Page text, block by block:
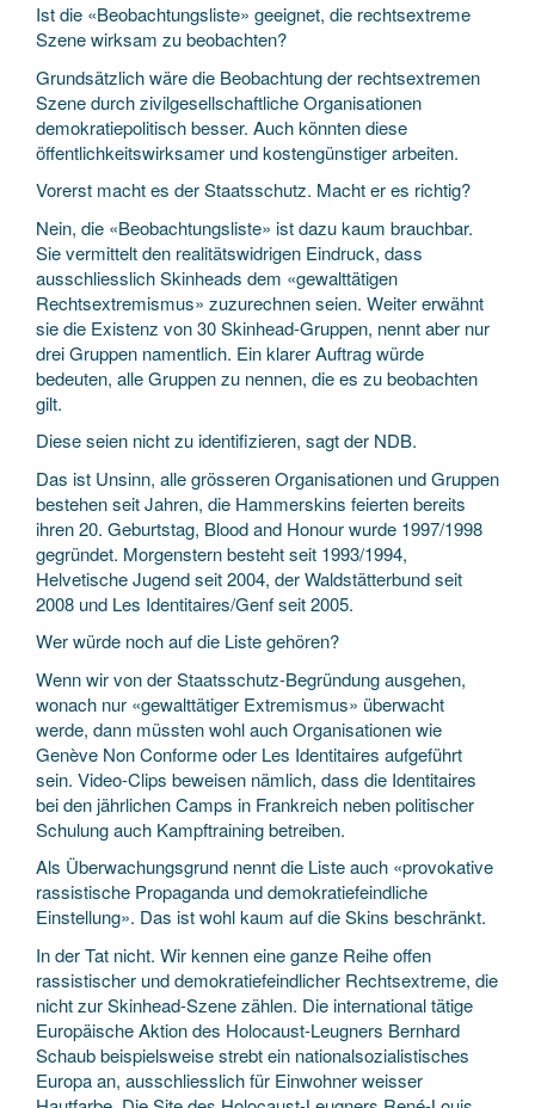
Ist die «Beobachtungsliste» geeignet, die rechtsextreme
Szene wirksam zu beobachten?
Grundsätzlich wäre die Beobachtung der rechtsextremen
Szene durch zivilgesellschaftliche Organisationen
demokratiepolitisch besser. Auch könnten diese
öffentlichkeitswirksamer und kostengünstiger arbeiten.
Vorerst macht es der Staatsschutz. Macht er es richtig?
Nein, die «Beobachtungsliste» ist dazu kaum brauchbar.
Sie vermittelt den realitätswidrigen Eindruck, dass
ausschliesslich Skinheads dem «gewalttätigen
Rechtsextremismus» zuzurechnen seien. Weiter erwähnt
sie die Existenz von 30 Skinhead-Gruppen, nennt aber nur
drei Gruppen namentlich. Ein klarer Auftrag würde
bedeuten, alle Gruppen zu nennen, die es zu beobachten
gilt.
Diese seien nicht zu identifizieren, sagt der NDB.
Das ist Unsinn, alle grösseren Organisationen und Gruppen
bestehen seit Jahren, die Hammerskins feierten bereits
ihren 20. Geburtstag, Blood and Honour wurde 1997/1998
gegründet. Morgenstern besteht seit 1993/1994,
Helvetische Jugend seit 2004, der Waldstätterbund seit
2008 und Les Identitaires/Genf seit 2005.
Wer würde noch auf die Liste gehören?
Wenn wir von der Staatsschutz-Begründung ausgehen,
wonach nur «gewalttätiger Extremismus» überwacht
werde, dann müssten wohl auch Organisationen wie
Genève Non Conforme oder Les Identitaires aufgeführt
sein. Video-Clips beweisen nämlich, dass die Identitaires
bei den jährlichen Camps in Frankreich neben politischer
Schulung auch Kampftraining betreiben.
Als Überwachungsgrund nennt die Liste auch «provokative
rassistische Propaganda und demokratiefeindliche
Einstellung». Das ist wohl kaum auf die Skins beschränkt.
In der Tat nicht. Wir kennen eine ganze Reihe offen
rassistischer und demokratiefeindlicher Rechtsextreme, die
nicht zur Skinhead-Szene zählen. Die international tätige
Europäische Aktion des Holocaust-Leugners Bernhard
Schaub beispielsweise strebt ein nationalsozialistisches
Europa an, ausschliesslich für Einwohner weisser